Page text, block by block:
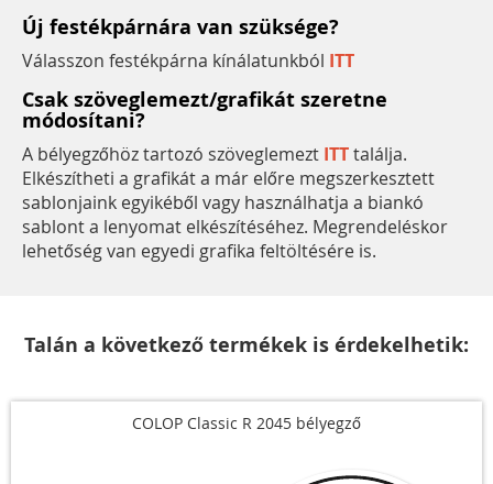
Új festékpárnára van szüksége?
Válasszon festékpárna kínálatunkból ITT
Csak szöveglemezt/grafikát szeretne
módosítani?
A bélyegzőhöz tartozó szöveglemezt ITTtalálja.
Elkészítheti a grafikát a már előre megszerkesztett
sablonjaink egyikéből vagy használhatja a biankó
sablont a lenyomat elkészítéséhez. Megrendeléskor
lehetőség van egyedi grafika feltöltésére is.
Talán a következő termékek is érdekelhetik:
COLOP Classic R 2045 bélyegző